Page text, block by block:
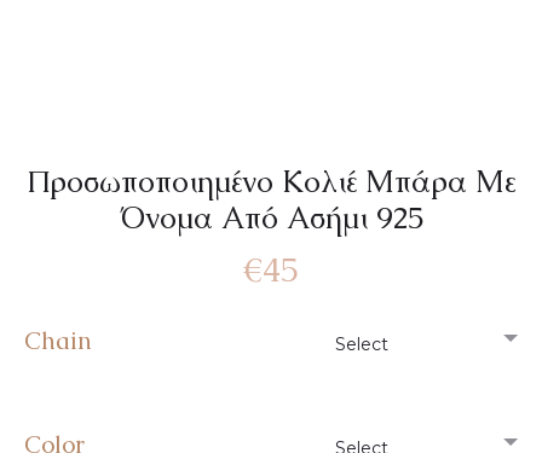
Προσωποποιημένο Κολιέ Μπάρα Με
Όνομα Από Ασήμι 925
€45
Chain
Color